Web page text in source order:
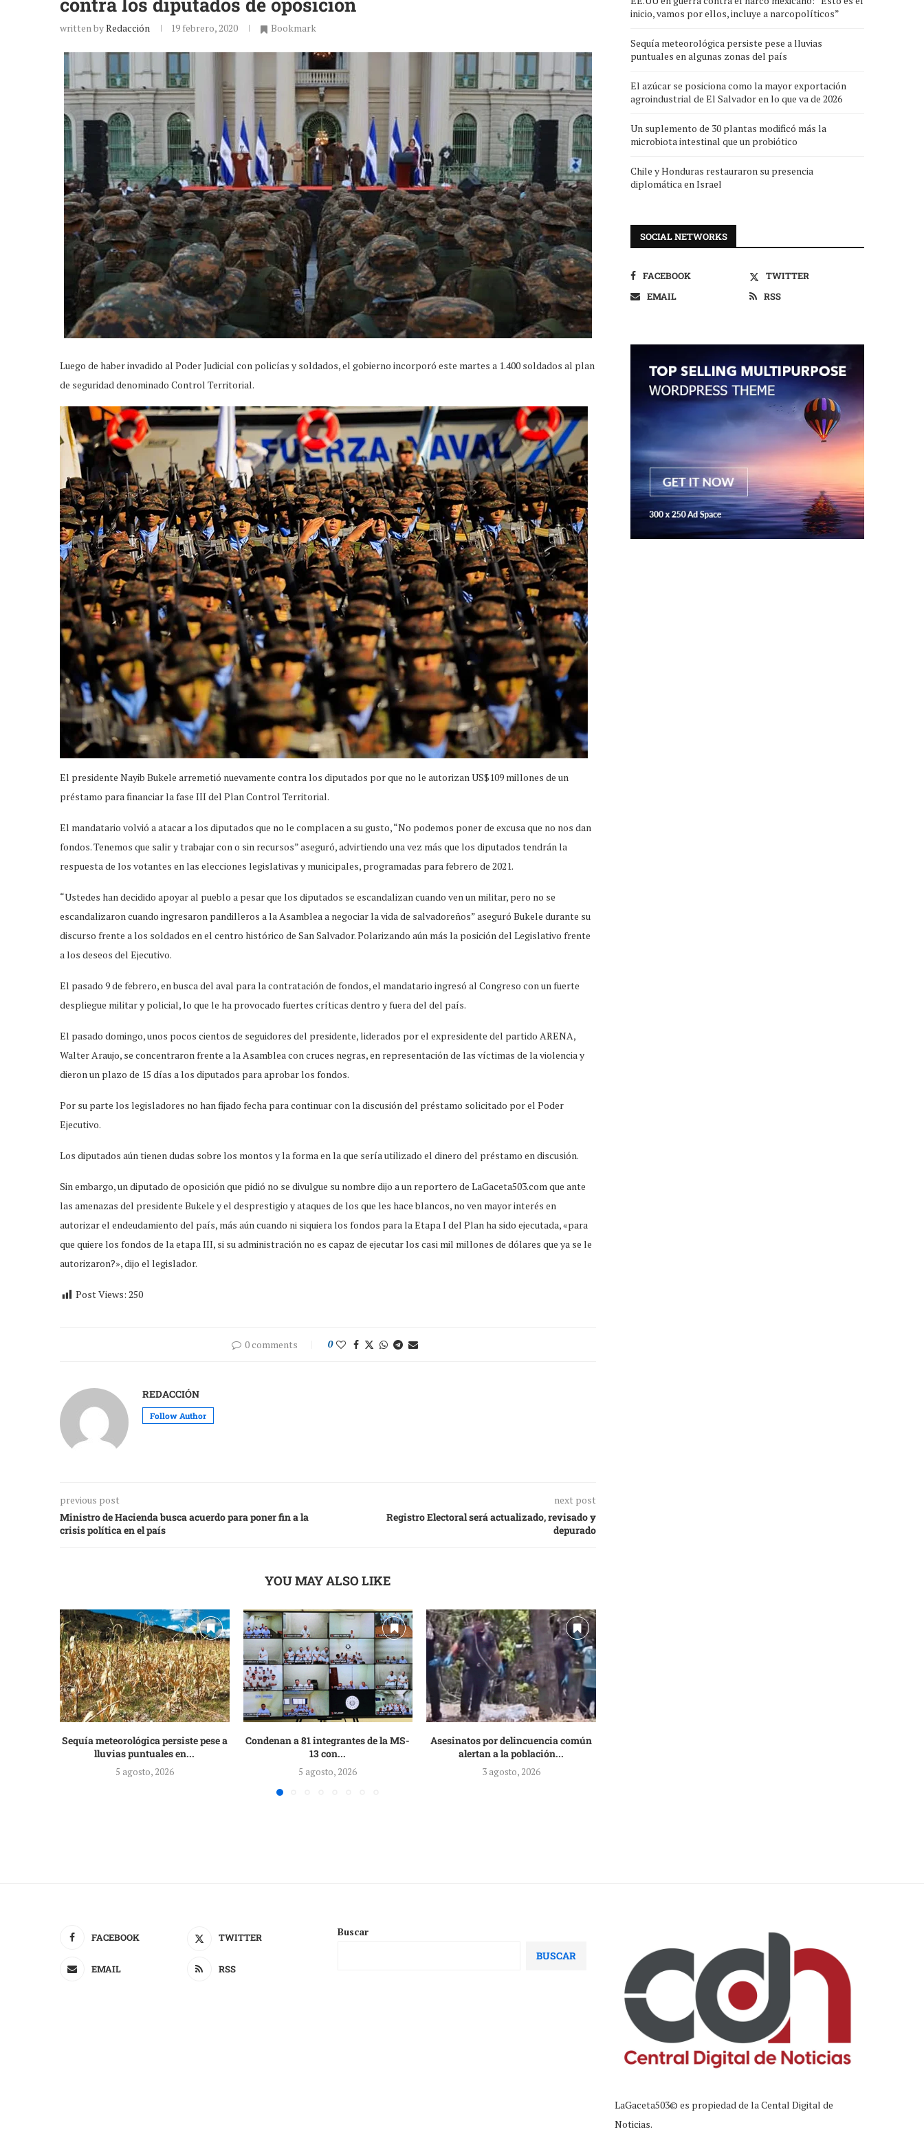
written byRedacción 19 febrero, 2020 Bookmark
Luego de haber invadido al Poder Judicial con policías y soldados, el gobierno incorporó este martes a 1.400 soldados al plan
de seguridad denominado Control Territorial.
El presidente Nayib Bukele arremetió nuevamente contra los diputados por que no le autorizan US$109 millones de un
préstamo para financiar la fase III del Plan Control Territorial.
El mandatario volvió a atacar a los diputados que no le complacen a su gusto, “No podemos poner de excusa que no nos dan
fondos. Tenemos que salir y trabajar con o sin recursos” aseguró, advirtiendo una vez más que los diputados tendrán la
respuesta de los votantes en las elecciones legislativas y municipales, programadas para febrero de 2021.
“Ustedes han decidido apoyar al pueblo a pesar que los diputados se escandalizan cuando ven un militar, pero no se
escandalizaron cuando ingresaron pandilleros a la Asamblea a negociar la vida de salvadoreños” aseguró Bukele durante su
discurso frente a los soldados en el centro histórico de San Salvador. Polarizando aún más la posición del Legislativo frente
a los deseos del Ejecutivo.
El pasado 9 de febrero, en busca del aval para la contratación de fondos, el mandatario ingresó al Congreso con un fuerte
despliegue militar y policial, lo que le ha provocado fuertes críticas dentro y fuera del del país.
El pasado domingo, unos pocos cientos de seguidores del presidente, liderados por el expresidente del partido ARENA,
Walter Araujo, se concentraron frente a la Asamblea con cruces negras, en representación de las víctimas de la violencia y
dieron un plazo de 15 días a los diputados para aprobar los fondos.
Por su parte los legisladores no han fijado fecha para continuar con la discusión del préstamo solicitado por el Poder
Ejecutivo.
Los diputados aún tienen dudas sobre los montos y la forma en la que sería utilizado el dinero del préstamo en discusión.
Sin embargo, un diputado de oposición que pidió no se divulgue su nombre dijo a un reportero de LaGaceta503.com que ante
las amenazas del presidente Bukele y el desprestigio y ataques de los que les hace blancos, no ven mayor interés en
autorizar el endeudamiento del país, más aún cuando ni siquiera los fondos para la Etapa I del Plan ha sido ejecutada, «para
que quiere los fondos de la etapa III, si su administración no es capaz de ejecutar los casi mil millones de dólares que ya se le
autorizaron?», dijo el legislador.
Post Views: 250
0 comments 0
REDACCIÓN
Follow Author
previous post
Ministro de Hacienda busca acuerdo para poner fin a la
crisis política en el país
next post
Registro Electoral será actualizado, revisado y
depurado
YOU MAY ALSO LIKE
Sequía meteorológica persiste pese a
lluvias puntuales en...
5 agosto, 2026
Condenan a 81 integrantes de la MS-
13 con...
5 agosto, 2026
Asesinatos por delincuencia común
alertan a la población...
3 agosto, 2026
inicio, vamos por ellos, incluye a narcopolíticos”
Sequía meteorológica persiste pese a lluvias
puntuales en algunas zonas del país
El azúcar se posiciona como la mayor exportación
agroindustrial de El Salvador en lo que va de 2026
Un suplemento de 30 plantas modificó más la
microbiota intestinal que un probiótico
Chile y Honduras restauraron su presencia
diplomática en Israel
SOCIAL NETWORKS
FACEBOOK
TWITTER
EMAIL
RSS
FACEBOOK TWITTER
EMAIL RSS
Buscar
BUSCAR
LaGaceta503© es propiedad de la Cental Digital de
Noticias.